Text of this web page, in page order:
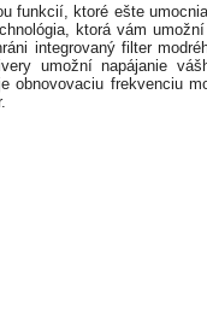
funkcií, ktoré ešte
ktorá vám
integrovaný filter
umožní napájanie
obnovovaciu frekvenciu